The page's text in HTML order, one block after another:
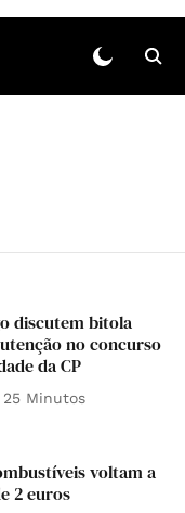
discutem bitola
no concurso
da CP
25 Minutos
voltam a
2 euros